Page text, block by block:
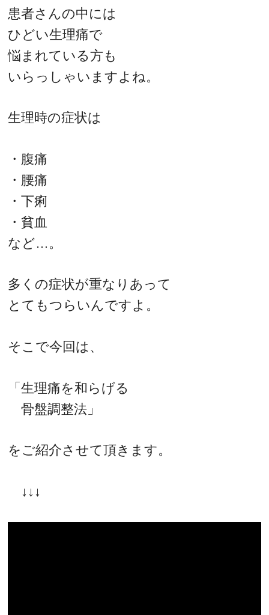
患者さんの中には
ひどい生理痛で
悩まれている方も
いらっしゃいますよね。
生理時の症状は
・腹痛
・腰痛
・下痢
・貧血
など…。
多くの症状が重なりあって
とてもつらいんですよ。
そこで今回は、
「生理痛を和らげる
骨盤調整法」
をご紹介させて頂きます。
↓↓↓